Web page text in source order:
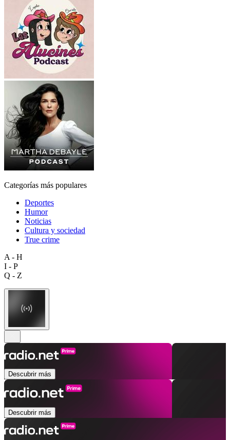
Categorías más populares
Deportes
Humor
Noticias
Cultura y sociedad
True crime
A - H
I - P
Q - Z
Descubrir más
Descubrir más